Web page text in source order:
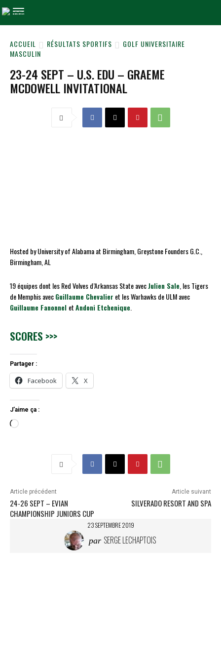
ACCUEIL RÉSULTATS SPORTIFS
GOLF UNIVERSITAIRE
MASCULIN
23-24 SEPT – U.S. EDU – GRAEME
MCDOWELL INVITATIONAL
Hosted by University of Alabama at Birmingham, Greystone Founders G.C.,
Birmingham, AL
19 équipes dont les Red Volves d’Arkansas State avecJulien Sale , les Tigers
de Memphis avecGuillaume Chevalier et les Warhawks de ULM avec
Guillaume Fanonnel etAndoni Etchenique
SCORES >>>
Partager :
Facebook X
J’aime ça :
C
m
e
n
Article précédent
24-26 SEPT – EVIAN
CHAMPIONSHIP JUNIORS CUP
Article suivant
SILVERADO RESORT AND SPA
23 SEPTEMBRE 2019
par SERGE LECHAPTOIS